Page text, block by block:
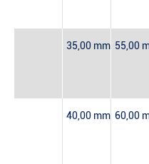
35,00 mm 55,00
40,00 mm 60,00